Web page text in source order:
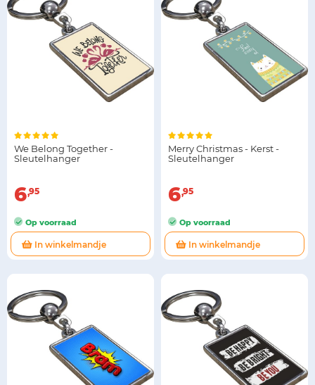
We Belong Together -
Sleutelhanger
6 95
Op voorraad
In winkelmandje
Merry Christmas - Kerst -
Sleutelhanger
6 95
Op voorraad
In winkelmandje